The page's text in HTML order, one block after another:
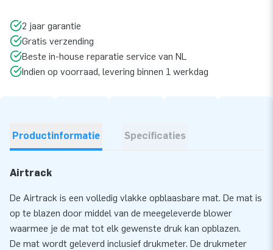
2 jaar garantie
Gratis verzending
Beste in-house reparatie service van NL
Indien op voorraad, levering binnen 1 werkdag
Productinformatie Specificaties
Airtrack
De Airtrack is een volledig vlakke opblaasbare mat. De mat is
op te blazen door middel van de meegeleverde blower
waarmee je de mat tot elk gewenste druk kan opblazen.
De mat wordt geleverd inclusief drukmeter. De drukmeter